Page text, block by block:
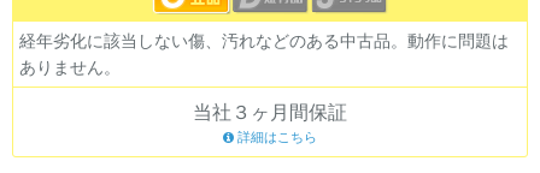
経年劣化に該当しない傷、汚れなどのある中古品。動作に問題は
ありません。
当社３ヶ月間保証
詳細はこちら
CPUの絞り込み
OS